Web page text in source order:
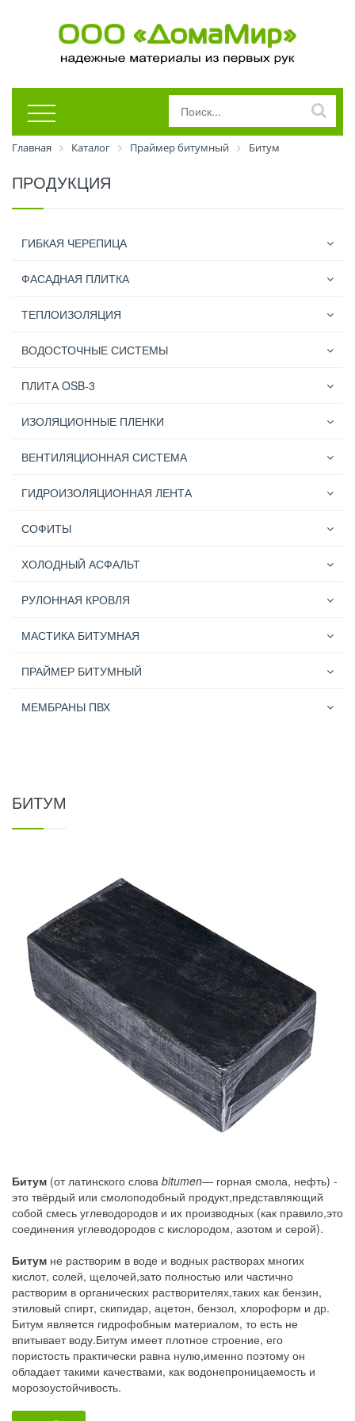
Главная Каталог Праймер битумный Битум
ПРОДУКЦИЯ
ГИБКАЯ ЧЕРЕПИЦА
ФАСАДНАЯ ПЛИТКА
ТЕПЛОИЗОЛЯЦИЯ
ВОДОСТОЧНЫЕ СИСТЕМЫ
ПЛИТА OSB-3
ИЗОЛЯЦИОННЫЕ ПЛЕНКИ
ВЕНТИЛЯЦИОННАЯ СИСТЕМА
ГИДРОИЗОЛЯЦИОННАЯ ЛЕНТА
СОФИТЫ
ХОЛОДНЫЙ АСФАЛЬТ
РУЛОННАЯ КРОВЛЯ
МАСТИКА БИТУМНАЯ
ПРАЙМЕР БИТУМНЫЙ
МЕМБРАНЫ ПВХ
БИТУМ
Битум (от латинского слова bitumen— горная смола, нефть) -
это твёрдый или смолоподобный продукт,представляющий
собой смесь углеводородов и их производных (как правило,это
соединения углеводородов с кислородом, азотом и серой).
Битум не растворим в воде и водных растворах многих
кислот, солей, щелочей,зато полностью или частично
растворим в органических растворителях,таких как бензин,
этиловый спирт, скипидар, ацетон, бензол, хлороформ и др.
Битум является гидрофобным материалом, то есть не
впитывает воду.Битум имеет плотное строение, его
пористость практически равна нулю,именно поэтому он
обладает такими качествами, как водонепроницаемость и
морозоустойчивость.